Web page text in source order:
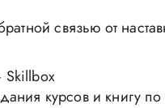
связью от
курсов и книгу по